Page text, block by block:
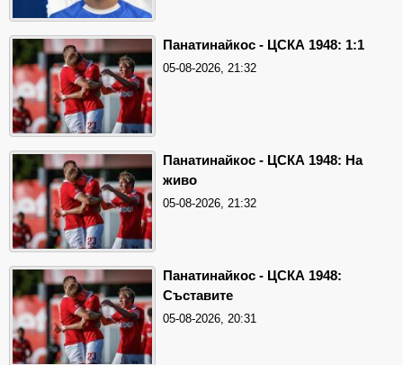
Панатинайкос - ЦСКА 1948: 1:1
05-08-2026, 21:32
Панатинайкос - ЦСКА 1948: На
живо
05-08-2026, 21:32
Панатинайкос - ЦСКА 1948:
Съставите
05-08-2026, 20:31